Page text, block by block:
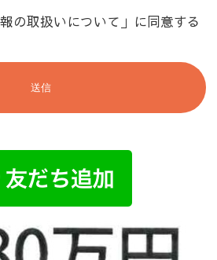
報の取扱いについて」に同意する